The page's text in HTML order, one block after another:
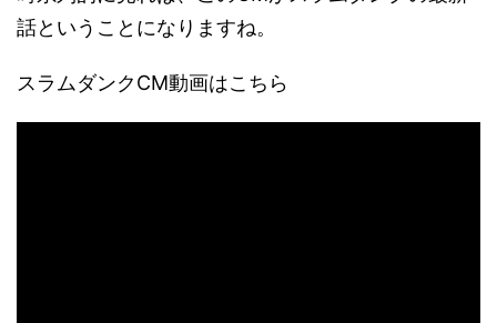
話ということになりますね。
スラムダンクCM動画はこちら